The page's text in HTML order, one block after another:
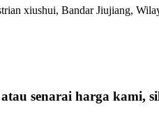
xiushui, Bandar Jiujiang,
senarai harga kami,